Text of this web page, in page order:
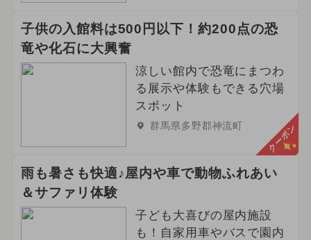
子供の入館料は500円以下！約200点の恐
竜や化石に大興奮
涼しい館内で恐竜にまつわ
る展示や体験もできる穴場
スポット
群馬県多野郡神流町 クーポン
雨も暑さも快適♪屋内や車で動物ふれあい
＆サファリ体験
子ども大喜びの屋内施設
も！自家用車やバスで園内